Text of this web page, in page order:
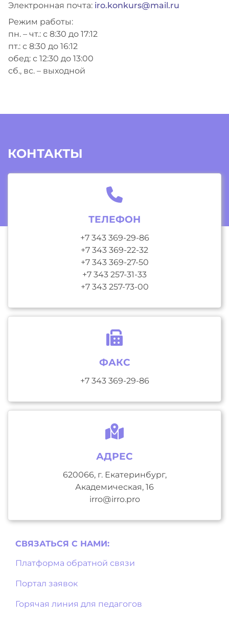
Электронная почта: iro.konkurs@mail.ru
Режим работы:
пн. – чт.: с 8:30 до 17:12
пт.: с 8:30 до 16:12
обед: с 12:30 до 13:00
сб., вс. – выходной
КОНТАКТЫ
ТЕЛЕФОН
+7 343 369-29-86
+7 343 369-22-32
+7 343 369-27-50
+7 343 257-31-33
+7 343 257-73-00
ФАКС
+7 343 369-29-86
АДРЕС
620066, г. Екатеринбург,
Академическая, 16
irro@irro.pro
СВЯЗАТЬСЯ С НAМИ:
Платформа обратной связи
Портал заявок
Горячая линия для педагогов